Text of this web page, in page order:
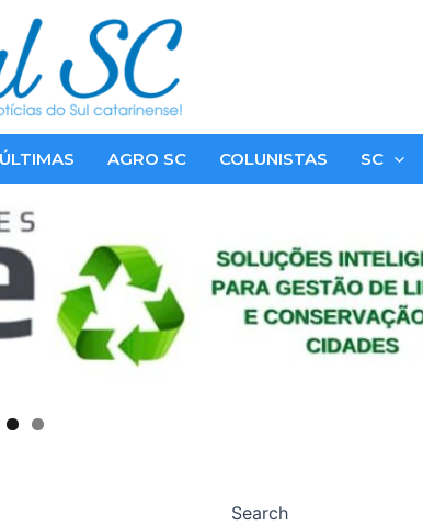
ÚLTIMAS AGRO SC COLUNISTAS SC
Search